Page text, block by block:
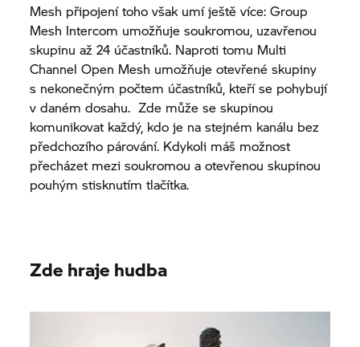
Mesh připojení toho však umí ještě více: Group
Mesh Intercom umožňuje soukromou, uzavřenou
skupinu až 24 účastníků. Naproti tomu Multi
Channel Open Mesh umožňuje otevřené skupiny
s nekonečným počtem účastníků, kteří se pohybují
v daném dosahu. Zde může se skupinou
komunikovat každý, kdo je na stejném kanálu bez
předchozího párování. Kdykoli máš možnost
přecházet mezi soukromou a otevřenou skupinou
pouhým stisknutím tlačítka.
Zde hraje hudba